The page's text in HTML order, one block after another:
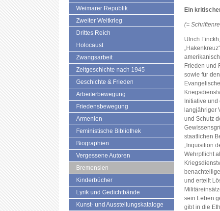
Weimarer Republik
Zweiter Weltkrieg
Drittes Reich
Holocaust
Zwangsarbeit
Zeitgeschichte nach 1945
Geschichte & Frieden
Arbeiterbewegung
Friedensbewegung
Armenien
Feministische Bibliothek
Biographien
Vergessene Autoren
Bremensien
Kinderbücher
Lyrik und Gedichtbände
Kunst- und Ausstellungskataloge
Ein
(=
Ulrich
Frieden und
sowie für
Initiative
langjähriger
und Schutz
staatlichen
„Inquisition
Wehrpflicht
und erteilt
sein Leben
gibt in die